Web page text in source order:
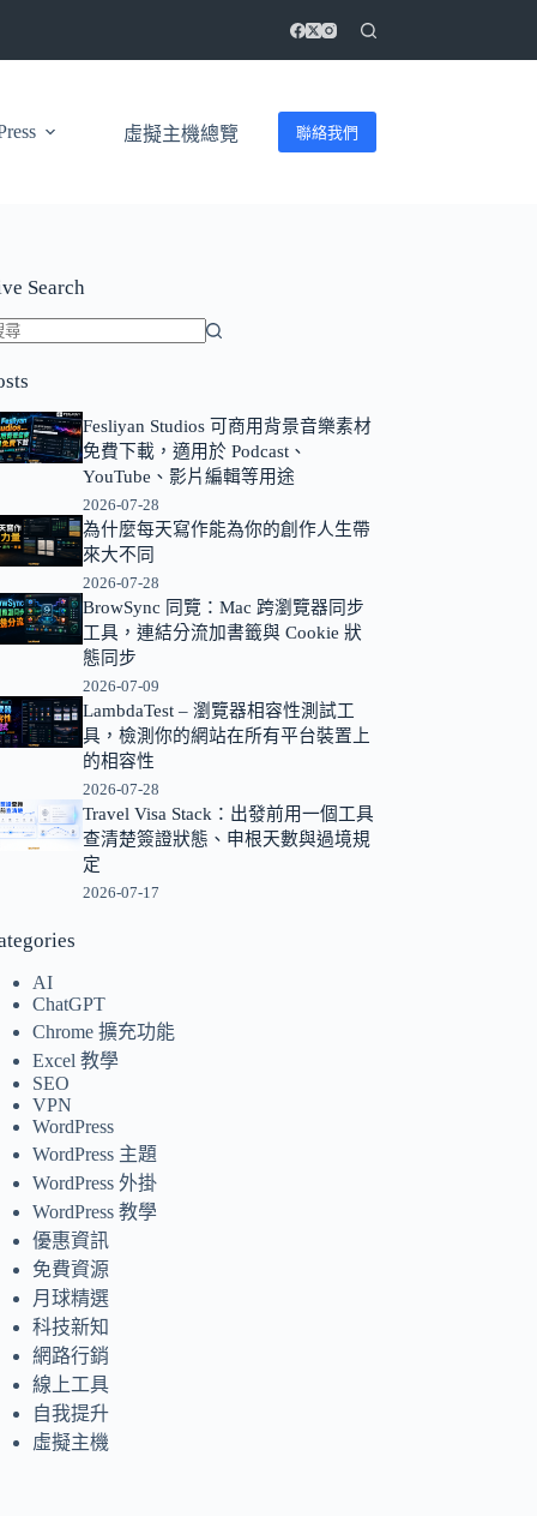
虛擬主機總覽 聯絡我們
Search
Fesliyan Studios 可商用背景音樂素材
免費下載，適用於 Podcast、
YouTube、影片編輯等用途
2026-07-28
為什麼每天寫作能為你的創作人生帶
來大不同
2026-07-28
BrowSync 同覽：Mac 跨瀏覽器同步
工具，連結分流加書籤與 Cookie 狀
態同步
2026-07-09
LambdaTest – 瀏覽器相容性測試工
具，檢測你的網站在所有平台裝置上
的相容性
2026-07-28
Travel Visa Stack：出發前用一個工具
查清楚簽證狀態、申根天數與過境規
定
2026-07-17
AI
ChatGPT
Chrome 擴充功能
Excel 教學
SEO
VPN
WordPress
WordPress 主題
WordPress 外掛
WordPress 教學
優惠資訊
免費資源
月球精選
科技新知
網路行銷
線上工具
自我提升
虛擬主機